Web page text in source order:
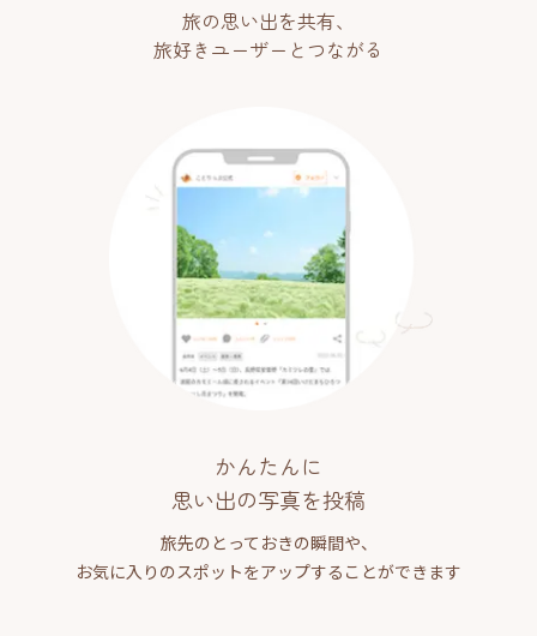
旅の思い出を共有、
旅好きユーザーとつながる
かんたんに
思い出の写真を投稿
旅先のとっておきの瞬間や、
お気に入りのスポットをアップすることができます